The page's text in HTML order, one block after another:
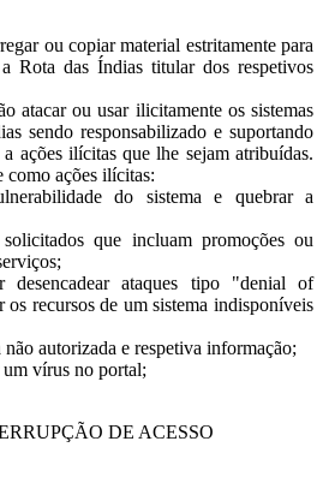
ou copiar material estritamente para
Rota das Índias titular dos respetivos
atacar ou usar ilicitamente os sistemas
sendo responsabilizado e suportando
ações ilícitas que lhe sejam atribuídas.
como ações ilícitas:
do sistema e quebrar a
que incluam promoções ou
desencadear ataques tipo "denial of
recursos de um sistema indisponíveis
autorizada e respetiva informação;
vírus no portal;
DE ACESSO